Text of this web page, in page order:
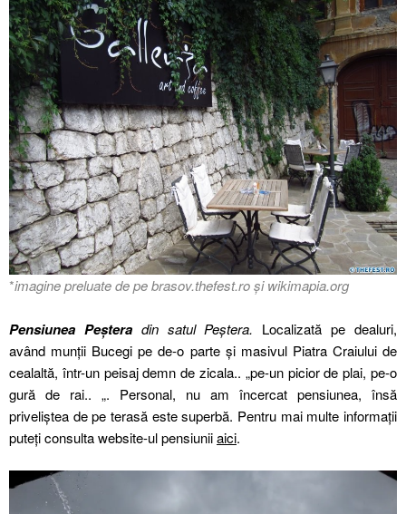
*imagine preluate de pe brasov.thefest.ro și wikimapia.org
Pensiunea Peștera din satul Peștera. Localizată pe dealuri,
având munții Bucegi pe de-o parte și masivul Piatra Craiului de
cealaltă, într-un peisaj demn de zicala.. „pe-un picior de plai, pe-o
gură de rai.. „. Personal, nu am încercat pensiunea, însă
priveliștea de pe terasă este superbă. Pentru mai multe informații
puteți consulta website-ul pensiuniiaici.